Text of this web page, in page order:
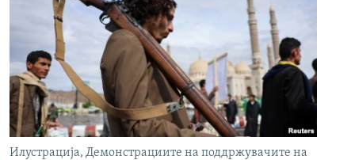
Илустрација, Демонстрациите на поддржувачите на